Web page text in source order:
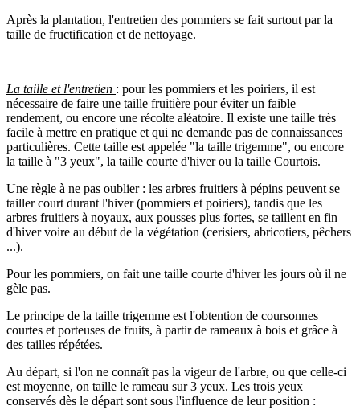
Après la plantation, l'entretien des pommiers se fait surtout par la
taille de fructification et de nettoyage.
La taille et l'entretien : pour les pommiers et les poiriers, il est
nécessaire de faire une taille fruitière pour éviter un faible
rendement, ou encore une récolte aléatoire. Il existe une taille très
facile à mettre en pratique et qui ne demande pas de connaissances
particulières. Cette taille est appelée "la taille trigemme", ou encore
la taille à "3 yeux", la taille courte d'hiver ou la taille Courtois.
Une règle à ne pas oublier : les arbres fruitiers à pépins peuvent se
tailler court durant l'hiver (pommiers et poiriers), tandis que les
arbres fruitiers à noyaux, aux pousses plus fortes, se taillent en fin
d'hiver voire au début de la végétation (cerisiers, abricotiers, pêchers
...).
Pour les pommiers, on fait une taille courte d'hiver les jours où il ne
gèle pas.
Le principe de la taille trigemme est l'obtention de coursonnes
courtes et porteuses de fruits, à partir de rameaux à bois et grâce à
des tailles répétées.
Au départ, si l'on ne connaît pas la vigeur de l'arbre, ou que celle-ci
est moyenne, on taille le rameau sur 3 yeux. Les trois yeux
conservés dès le départ sont sous l'influence de leur position :